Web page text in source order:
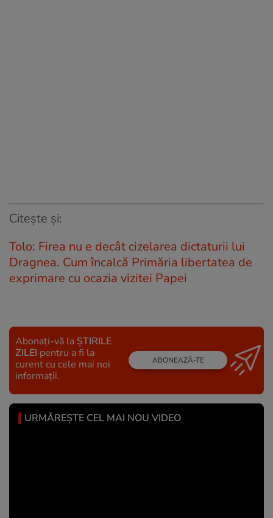
Citește și:
Tolo: Firea nu e decât cizelarea dictaturii lui
Dragnea. Cum încalcă Primăria libertatea de
exprimare cu ocazia vizitei Papei
Abonați-vă la ȘTIRILE
ZILEI pentru a fi la
curent cu cele mai noi
informații.
ABONEAZĂ-TE
URMĂREȘTE CEL MAI NOU VIDEO